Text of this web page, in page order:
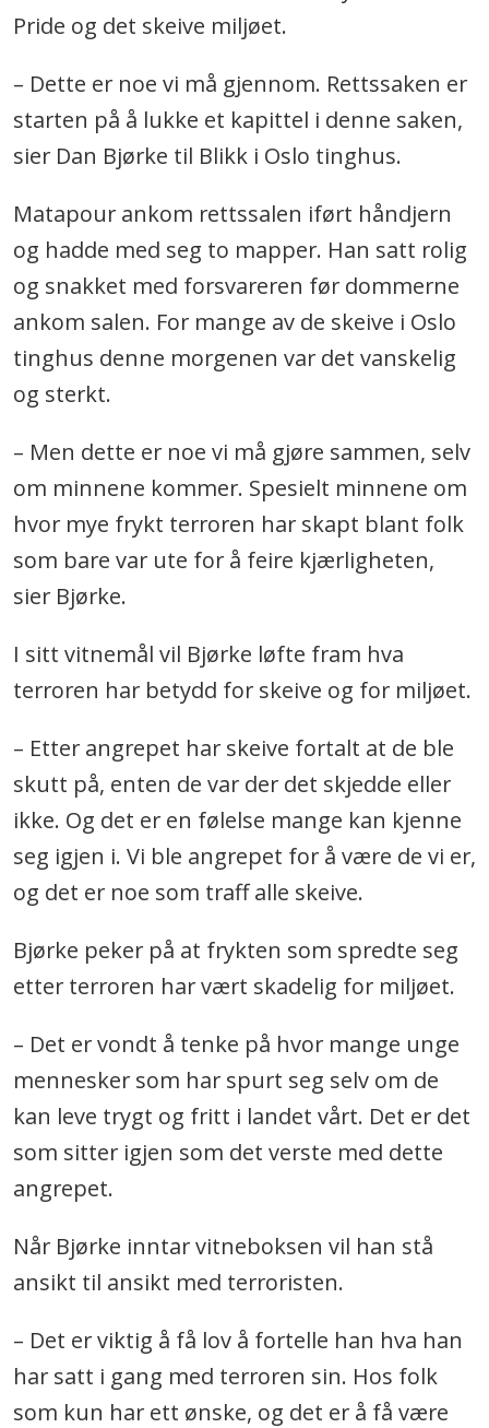
Pride og det skeive miljøet.
– Dette er noe vi må gjennom. Rettssaken er
starten på å lukke et kapittel i denne saken,
sier Dan Bjørke til Blikk i Oslo tinghus.
Matapour ankom rettssalen iført håndjern
og hadde med seg to mapper. Han satt rolig
og snakket med forsvareren før dommerne
ankom salen. For mange av de skeive i Oslo
tinghus denne morgenen var det vanskelig
og sterkt.
– Men dette er noe vi må gjøre sammen, selv
om minnene kommer. Spesielt minnene om
hvor mye frykt terroren har skapt blant folk
som bare var ute for å feire kjærligheten,
sier Bjørke.
I sitt vitnemål vil Bjørke løfte fram hva
terroren har betydd for skeive og for miljøet.
– Etter angrepet har skeive fortalt at de ble
skutt på, enten de var der det skjedde eller
ikke. Og det er en følelse mange kan kjenne
seg igjen i. Vi ble angrepet for å være de vi er,
og det er noe som traff alle skeive.
Bjørke peker på at frykten som spredte seg
etter terroren har vært skadelig for miljøet.
– Det er vondt å tenke på hvor mange unge
mennesker som har spurt seg selv om de
kan leve trygt og fritt i landet vårt. Det er det
som sitter igjen som det verste med dette
angrepet.
Når Bjørke inntar vitneboksen vil han stå
ansikt til ansikt med terroristen.
– Det er viktig å få lov å fortelle han hva han
har satt i gang med terroren sin. Hos folk
som kun har ett ønske, og det er å få være